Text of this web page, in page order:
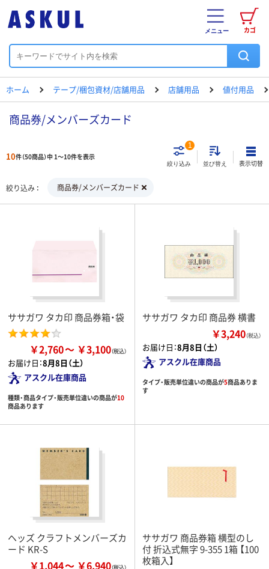
カゴ
メニュー
ホーム テープ/梱包資材/店舗用品 店舗用品 値付用品
商品券/メンバーズカード
10件（50商品）中 1～10件を表示
絞り込み
1
並び替え 表示切替
絞り込み 商品券/メンバーズカード
ササガワ タカ印 商品券箱・袋
￥2,760 ￥3,100
お届け日：8月8日（土）
アスクル在庫商品
種類・商品タイプ・販売単位違いの商品が10
商品あります
ササガワ タカ印 商品券 横書
￥3,240（税込）
お届け日：8月8日（土）
アスクル在庫商品
タイプ・販売単位違いの商品が5商品ありま
す
ヘッズ クラフトメンバーズカ
ード KR-S
￥1,044 ￥6,940
ササガワ 商品券箱 横型のし
付 折込式無字 9-355 1箱 【100
枚箱入】